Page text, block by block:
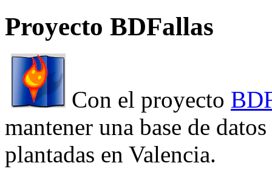
Proyecto BDFallas
Con el proyecto
mantener una base de
plantadas en Valencia.